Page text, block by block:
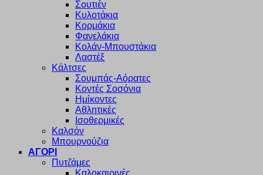
Σουτιέν
Κυλοτάκια
Κορμάκια
Φανελάκια
Κολάν-Μπουστάκια
Λαστέξ
Κάλτσες
Σουμπάς-Αόρατες
Κοντές Σοσόνια
Ημίκοντες
Αθλητικές
Ισοθερμικές
Καλσόν
Μπουρνούζια
ΑΓΟΡΙ
Πυτζάμες
Καλοκαιρινές